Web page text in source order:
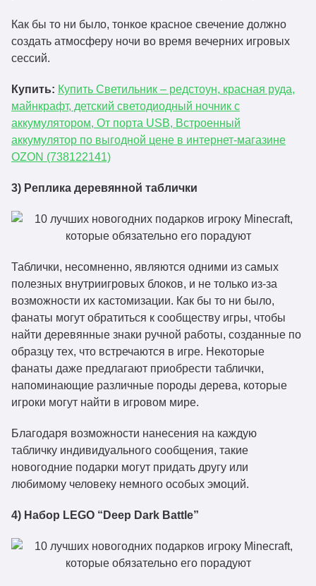
Как бы то ни было, тонкое красное свечение должно
создать атмосферу ночи во время вечерних игровых
сессий.
Купить: Купить Светильник – редстоун, красная руда,
майнкрафт, детский светодиодный ночник с
аккумулятором, От порта USB, Встроенный
аккумулятор по выгодной цене в интернет-магазине
OZON (738122141)
3) Реплика деревянной таблички
Таблички, несомненно, являются одними из самых
полезных внутриигровых блоков, и не только из-за
возможности их кастомизации. Как бы то ни было,
фанаты могут обратиться к сообществу игры, чтобы
найти деревянные знаки ручной работы, созданные по
образцу тех, что встречаются в игре. Некоторые
фанаты даже предлагают приобрести таблички,
напоминающие различные породы дерева, которые
игроки могут найти в игровом мире.
Благодаря возможности нанесения на каждую
табличку индивидуального сообщения, такие
новогодние подарки могут придать другу или
любимому человеку немного особых эмоций.
4) Набор LEGO “Deep Dark Battle”